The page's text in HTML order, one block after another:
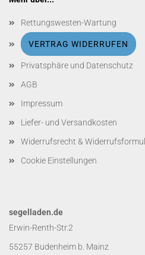
Rettungswesten-Wartung
VERTRAG WIDERRUFEN
Privatsphäre und Datenschutz
AGB
Impressum
Liefer- und Versandkosten
Widerrufsrecht &
Cookie Einstellungen
segelladen.de
Erwin-Renth-Str.2
55257 Budenheim b. Mainz